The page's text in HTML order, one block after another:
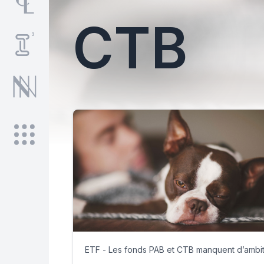
CTB
ETF - Les fonds PAB et CTB manquent